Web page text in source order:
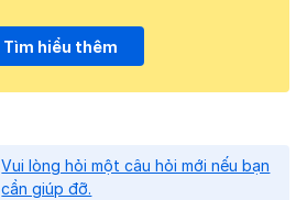
Tìm hiểu thêm
Vui lòng hỏi một câu hỏi mới nếu bạn
cần giúp đỡ.